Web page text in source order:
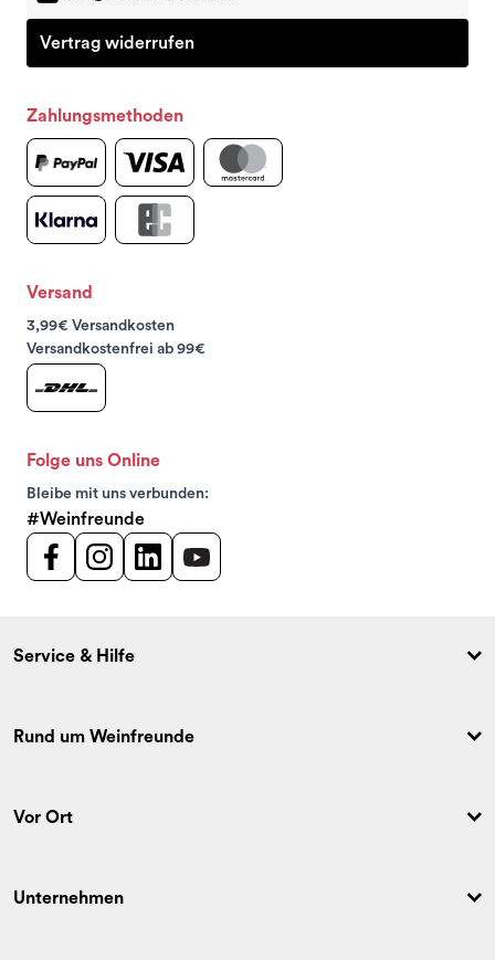
Vertrag widerrufen
Zahlungsmethoden
Versand
3,99€ Versandkosten
Versandkostenfrei ab 99€
Folge uns Online
Bleibe mit uns verbunden:
#Weinfreunde
Service & Hilfe
Rund um Weinfreunde
Vor Ort
Unternehmen